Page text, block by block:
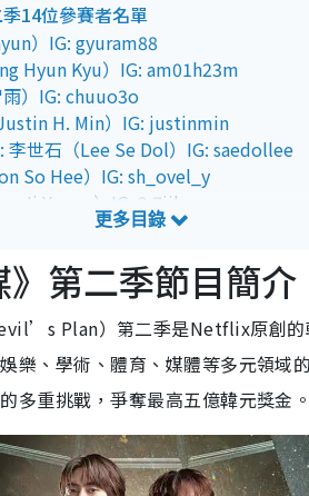
14位參賽者名單
）IG: gyuram88
Hyun Kyu）IG: am01h23m
）IG: chuuo3o
H. Min）IG: justinmin
李世石（Lee Se Dol）IG: saedollee
So Hee）IG: sh_ovel_y
Ji Young）IG: 2.7jikang
High／세븐하이）IG:
YouTuber IG: tinno
Ha Rin／김하린）IG: harinn_nn
Sang Yeon／박상연）IG:
Eun Yoo／손은유）IG: me._.taphor
集數更新時間
季賽制升級「死亡之室Death Room」
》第二季節目簡介
Plan）第二季是Netflix原創
樂、學術、體育、媒體等多元領域
多重挑戰，爭奪最高五億韓元獎金。